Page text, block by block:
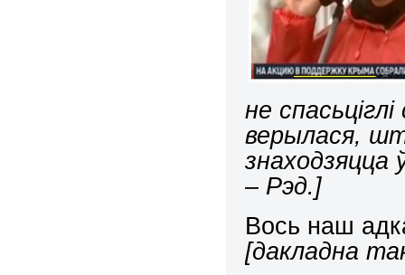
не
верылася,
– Рэд.]
Вось наш
[дакладна